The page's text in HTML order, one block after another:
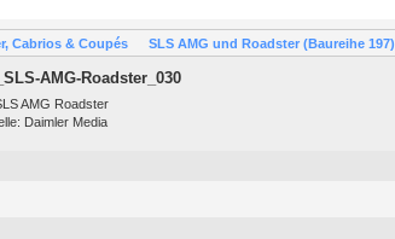
Cabrios & Coupés SLS AMG und Roadster (Baureihe 197)
AMG-Roadster_030
AMG Roadster
Daimler Media